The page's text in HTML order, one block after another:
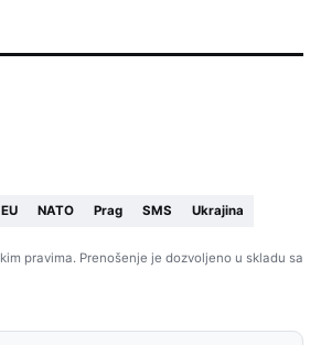
EU NATO Prag SMS Ukrajina
pravima. Prenošenje je dozvoljeno u skladu sa